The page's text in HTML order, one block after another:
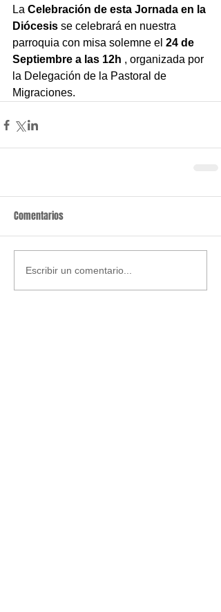
La Celebración de esta Jornada en la
Diócesis se celebrará en nuestra
parroquia con misa solemne el 24 de
Septiembre a las 12h , organizada por
la Delegación de la Pastoral de
Migraciones.
Comentarios
Escribir un comentario...